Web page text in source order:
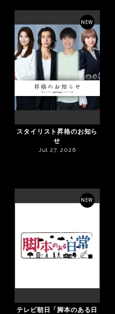
NEW
スタイリスト昇格のお知ら
せ
Jul 27, 2026
NEW
テレビ朝日「脚本のある日